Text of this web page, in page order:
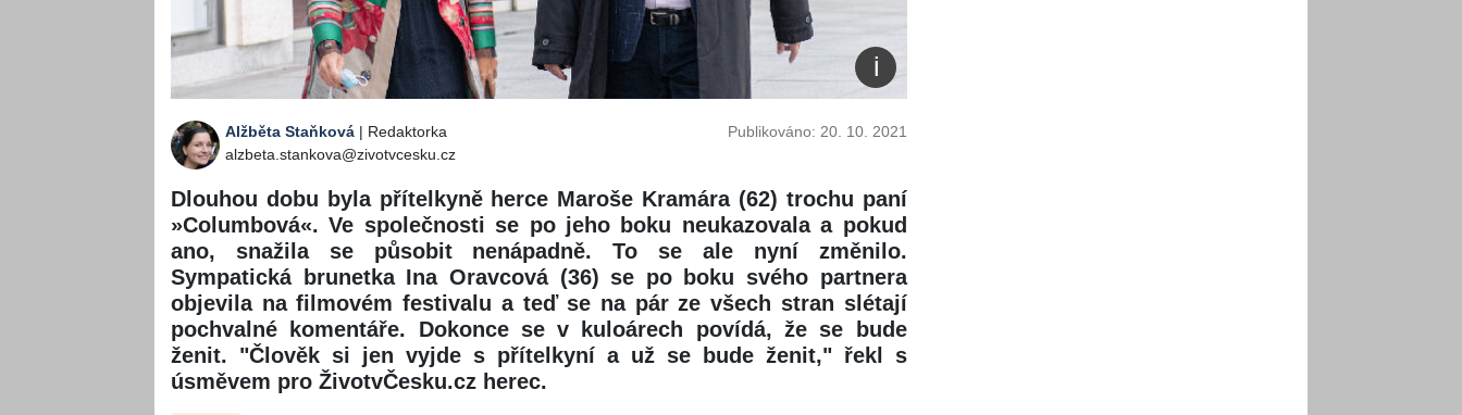
Alžběta Staňková | Redaktorka
alzbeta.stankova@zivotvcesku.cz
Publikováno: 20. 10. 2021
Dlouhou dobu byla přítelkyně herce Maroše Kramára (62) trochu paní
»Columbová«. Ve společnosti se po jeho boku neukazovala a pokud
ano, snažila se působit nenápadně. To se ale nyní změnilo.
Sympatická brunetka Ina Oravcová (36) se po boku svého partnera
objevila na filmovém festivalu a teď se na pár ze všech stran slétají
pochvalné komentáře. Dokonce se v kuloárech povídá, že se bude
ženit. "Člověk si jen vyjde s přítelkyní a už se bude ženit," řekl s
úsměvem pro ŽivotvČesku.cz herec.